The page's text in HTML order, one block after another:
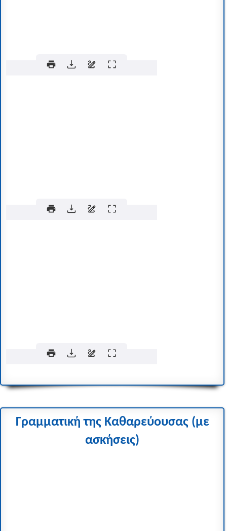
Γραμματική της Καθαρεύουσας (με
ασκήσεις)